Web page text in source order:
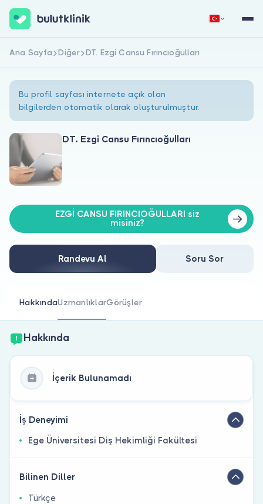
Hakkımızda
Doktorlar için
Doktor musunuz?
Hemen Kaydol Giriş Yap
Ana Sayfa Diğer DT. Ezgi Cansu Fırıncıoğulları
Bu profil sayfası internete açık olan
bilgilerden otomatik olarak oluşturulmuştur.
DT. Ezgi Cansu Fırıncıoğulları
EZGİ CANSU FIRINCIOĞULLARI siz
misiniz?
Randevu Al Soru Sor
HakkındaUzmanlıklarGörüşler
Hakkında
İçerik Bulunamadı
İş Deneyimi
Ege Üniversitesi Diş Hekimliği Fakültesi
Bilinen Diller
Türkçe